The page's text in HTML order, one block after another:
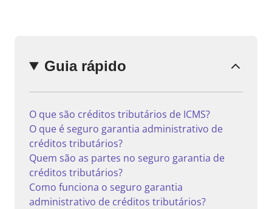
Guia rápido
O que são créditos tributários de ICMS?
O que é seguro garantia administrativo de
créditos tributários?
Quem são as partes no seguro garantia de
créditos tributários?
Como funciona o seguro garantia
administrativo de créditos tributários?